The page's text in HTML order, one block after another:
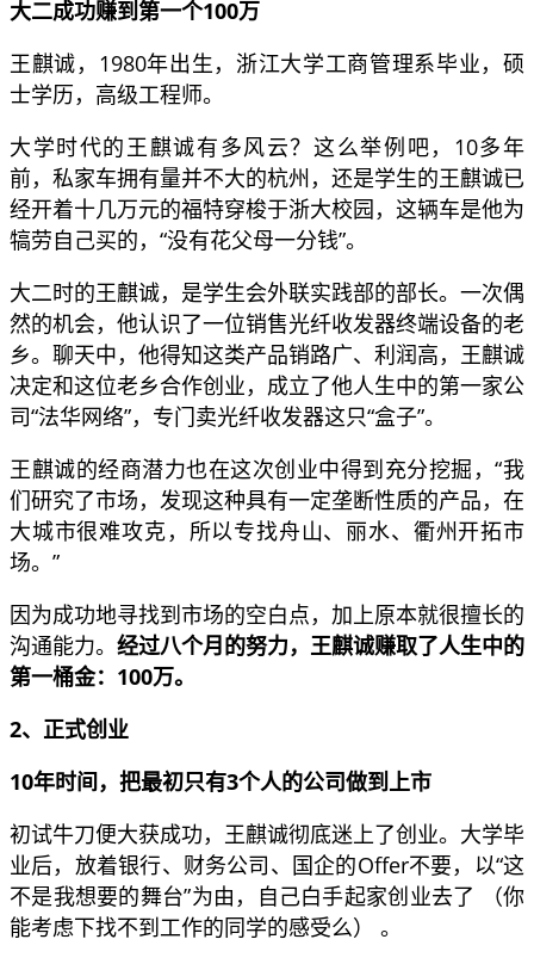
大二成功赚到第一个100万
王麒诚，1980年出生，浙江大学工商管理系毕业，硕
士学历，高级工程师。
大学时代的王麒诚有多风云？这么举例吧，10多年
前，私家车拥有量并不大的杭州，还是学生的王麒诚已
经开着十几万元的福特穿梭于浙大校园，这辆车是他为
犒劳自己买的，“没有花父母一分钱”。
大二时的王麒诚，是学生会外联实践部的部长。一次偶
然的机会，他认识了一位销售光纤收发器终端设备的老
乡。聊天中，他得知这类产品销路广、利润高，王麒诚
决定和这位老乡合作创业，成立了他人生中的第一家公
司“法华网络”，专门卖光纤收发器这只“盒子”。
王麒诚的经商潜力也在这次创业中得到充分挖掘，“我
们研究了市场，发现这种具有一定垄断性质的产品，在
大城市很难攻克，所以专找舟山、丽水、衢州开拓市
场。”
因为成功地寻找到市场的空白点，加上原本就很擅长的
沟通能力。 经过八个月的努力，王麒诚赚取了人生中的
第一桶金：100万。
2、正式创业
10年时间，把最初只有3个人的公司做到上市
初试牛刀便大获成功，王麒诚彻底迷上了创业。大学毕
业后，放着银行、财务公司、国企的Offer不要，以“这
不是我想要的舞台”为由，自己白手起家创业去了 （你
能考虑下找不到工作的同学的感受么） 。